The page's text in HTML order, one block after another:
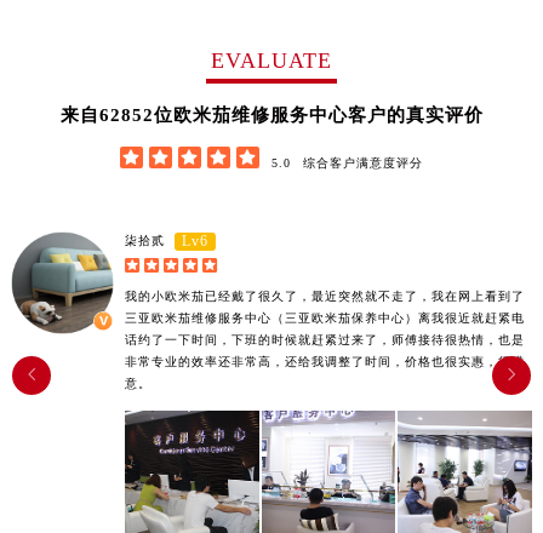
EVALUATE
来自62852位欧米茄维修服务中心客户的真实评价
     5.0 综合客户满意度评分
柒拾贰 Lv6
    
我的小欧米茄已经戴了很久了，最近突然就不走了，我在网上看到了
三亚欧米茄维修服务中心（三亚欧米茄保养中心）离我很近就赶紧电
话约了一下时间，下班的时候就赶紧过来了，师傅接待很热情，也是
非常专业的效率还非常高，还给我调整了时间，价格也很实惠，很满
意。

